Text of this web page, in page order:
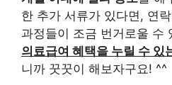
한 추가 서류가 있다면, 연
과정들이 조금 번거로울 수
의료급여 혜택을 누릴 수 있
니까 꿋꿋이 해보자구요! ^^